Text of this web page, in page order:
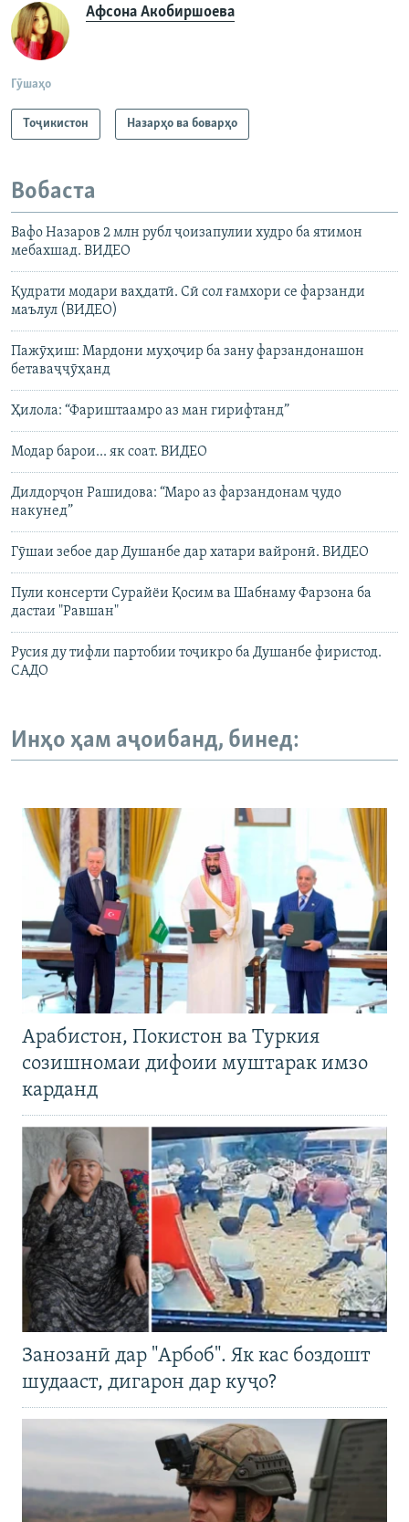
Афсона Акобиршоева
Гӯшаҳо
Тоҷикистон Назарҳо ва боварҳо
Вобаста
Вафо Назаров 2 млн рубл ҷоизапулии худро ба ятимон
мебахшад. ВИДЕО
Қудрати модари ваҳдатӣ. Сӣ сол ғамхори се фарзанди
маълул (ВИДЕО)
Пажӯҳиш: Мардони муҳоҷир ба зану фарзандонашон
бетаваҷҷӯҳанд
Ҳилола: “Фариштаамро аз ман гирифтанд”
Модар барои... як соат. ВИДЕО
Дилдорҷон Рашидова: “Маро аз фарзандонам ҷудо
накунед”
Гӯшаи зебое дар Душанбе дар хатари вайронӣ. ВИДЕО
Пули консерти Сурайёи Қосим ва Шабнаму Фарзона ба
дастаи "Равшан"
Русия ду тифли партобии тоҷикро ба Душанбе фиристод.
САДО
Инҳо ҳам аҷоибанд, бинед:
Арабистон, Покистон ва Туркия
созишномаи дифоии муштарак имзо
карданд
Занозанӣ дар "Арбоб". Як кас боздошт
шудааст, дигарон дар куҷо?